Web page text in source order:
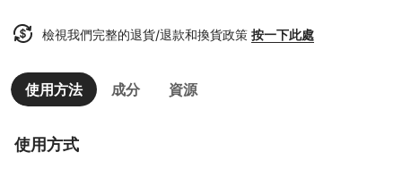
檢視我們完整的退貨/退款和換貨政策 按一下此處
使用方法 成分 資源
使用方式